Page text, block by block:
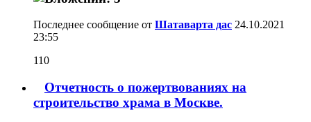
Последнее сообщение от Шатаварта дас 24.10.2021
23:55
110
Отчетность о пожертвованиях на
строительство храма в Москве.